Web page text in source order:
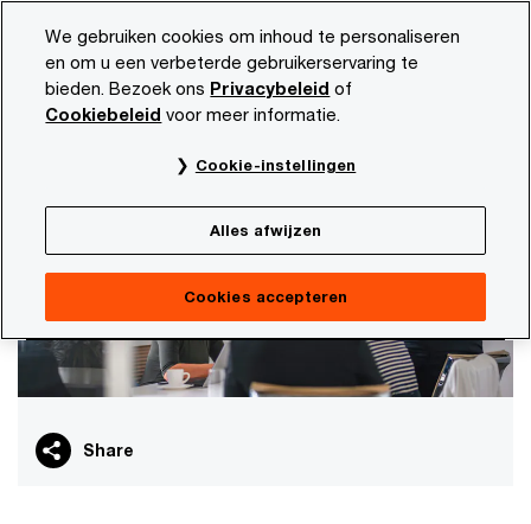
content
footer
PwC NL Onze dienstverlening Artificial intelligence
Responsible AI
Share
We gebruiken cookies om inhoud te personaliseren
en om u een verbeterde gebruikerservaring te
bieden. Bezoek ons Privacybeleid of
Cookiebeleid voor meer informatie.
Cookie-instellingen
Alles afwijzen
Cookies accepteren